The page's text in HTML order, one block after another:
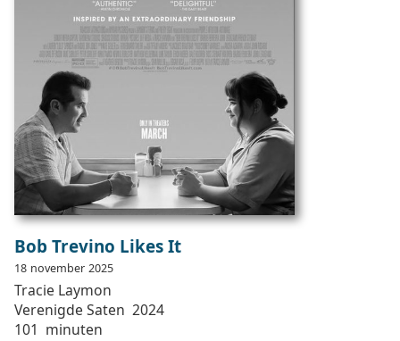
Bob Trevino Likes It
18 november 2025
Tracie Laymon
Verenigde Saten 2024
101 minuten